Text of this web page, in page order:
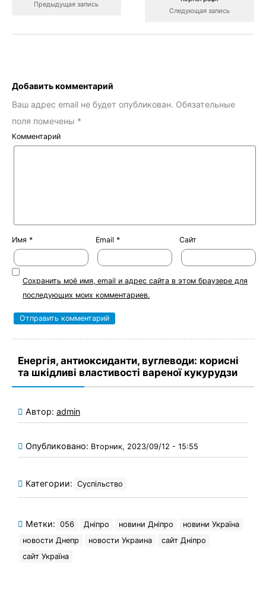
Предыдущая запись
Следующая запись
Добавить комментарий
Ваш адрес email не будет опубликован. Обязательные
поля помечены *
Комментарий
Имя * Email * Сайт
Сохранить моё имя, email и адрес сайта в этом браузере для
последующих моих комментариев.
Енергія, антиоксиданти, вуглеводи: корисні
та шкідливі властивості вареної кукурудзи
Автор: admin
Опубликовано: Вторник, 2023/09/12 - 15:55
Категории: Суспільство
Метки: 056 Дніпро новини Дніпро
новини Україна
новости Днепр
новости Украина
сайт Дніпро
сайт Україна